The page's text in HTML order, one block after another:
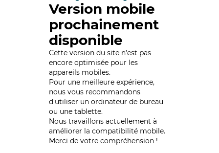
Version mobile
prochainement
disponible
Cette version du site n’est pas
encore optimisée pour les
appareils mobiles.
Pour une meilleure expérience,
nous vous recommandons
d'utiliser un ordinateur de bureau
ou une tablette.
Nous travaillons actuellement à
améliorer la compatibilité mobile.
Merci de votre compréhension !